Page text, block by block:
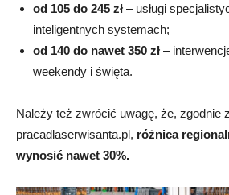
od 105 do 245 zł – usługi
inteligentnych systemach;
od 140 do nawet 350 zł –
weekendy i święta.
Należy też zwrócić uwagę, że, zgodnie
pracadlaserwisanta.pl, różnica
wynosić nawet 30%.